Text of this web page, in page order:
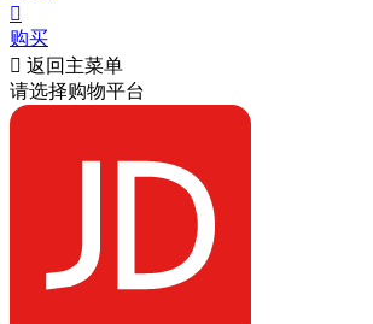

购买
 返回主菜单
请选择购物平台